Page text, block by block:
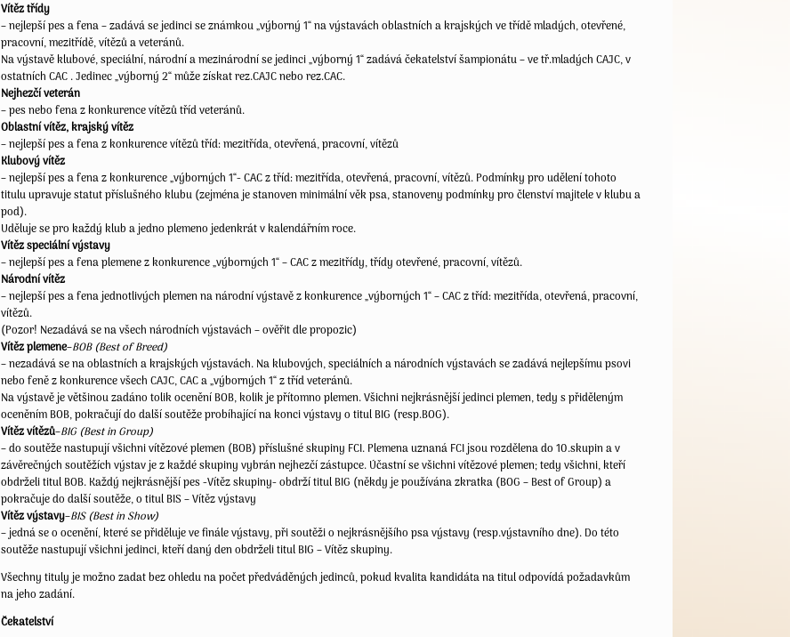
Vítěz třídy
– nejlepší pes a fena – zadává se jedinci se známkou „výborný 1“ na výstavách oblastních a krajských ve třídě mladých, otevřené,
pracovní, mezitřídě, vítězů a veteránů.
Na výstavě klubové, speciální, národní a mezinárodní se jedinci „výborný 1“ zadává čekatelství šampionátu – ve tř.mladých CAJC, v
ostatních CAC . Jedinec „výborný 2“ může získat rez.CAJC nebo rez.CAC.
Nejhezčí veterán
– pes nebo fena z konkurence vítězů tříd veteránů.
Oblastní vítěz, krajský vítěz
– nejlepší pes a fena z konkurence vítězů tříd: mezitřída, otevřená, pracovní, vítězů
Klubový vítěz
– nejlepší pes a fena z konkurence „výborných 1“- CAC z tříd: mezitřída, otevřená, pracovní, vítězů. Podmínky pro udělení tohoto
titulu upravuje statut příslušného klubu (zejména je stanoven minimální věk psa, stanoveny podmínky pro členství majitele v klubu a
pod).
Uděluje se pro každý klub a jedno plemeno jedenkrát v kalendářním roce.
Vítěz speciální výstavy
– nejlepší pes a fena plemene z konkurence „výborných 1“ – CAC z mezitřídy, třídy otevřené, pracovní, vítězů.
Národní vítěz
– nejlepší pes a fena jednotlivých plemen na národní výstavě z konkurence „výborných 1“ – CAC z tříd: mezitřída, otevřená, pracovní,
vítězů.
(Pozor! Nezadává se na všech národních výstavách – ověřit dle propozic)
Vítěz plemene–BOB (Best of Breed)
– nezadává se na oblastních a krajských výstavách. Na klubových, speciálních a národních výstavách se zadává nejlepšímu psovi
nebo feně z konkurence všech CAJC, CAC a „výborných 1“ z tříd veteránů.
Na výstavě je většinou zadáno tolik ocenění BOB, kolik je přítomno plemen. Všichni nejkrásnější jedinci plemen, tedy s přiděleným
oceněním BOB, pokračují do další soutěže probíhající na konci výstavy o titul BIG (resp.BOG).
Vítěz vítězů–BIG (Best in Group)
– do soutěže nastupují všichni vítězové plemen (BOB) příslušné skupiny FCI. Plemena uznaná FCI jsou rozdělena do 10.skupin a v
závěrečných soutěžích výstav je z každé skupiny vybrán nejhezčí zástupce. Účastní se všichni vítězové plemen; tedy všichni, kteří
obdrželi titul BOB. Každý nejkrásnější pes -Vítěz skupiny- obdrží titul BIG (někdy je používána zkratka (BOG – Best of Group) a
pokračuje do další soutěže, o titul BIS – Vítěz výstavy
Vítěz výstavy–BIS (Best in Show)
– jedná se o ocenění, které se přiděluje ve finále výstavy, při soutěži o nejkrásnějšího psa výstavy (resp.výstavního dne). Do této
soutěže nastupují všichni jedinci, kteří daný den obdrželi titul BIG – Vítěz skupiny.
Všechny tituly je možno zadat bez ohledu na počet předváděných jedinců, pokud kvalita kandidáta na titul odpovídá požadavkům
na jeho zadání.
Čekatelství